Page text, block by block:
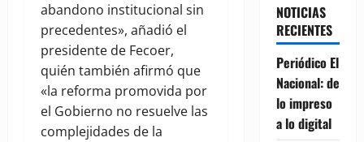
abandono institucional sin
precedentes», añadió el
presidente de Fecoer,
quién también afirmó que
«la reforma promovida por
el Gobierno no resuelve las
complejidades de la
NOTICIAS
RECIENTES
Periódico El
Nacional: de
lo impreso
a lo digital